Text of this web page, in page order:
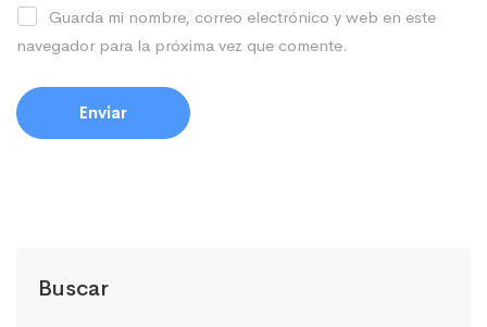
Buscar
Guarda mi nombre, correo electrónico y web en este
navegador para la próxima vez que comente.